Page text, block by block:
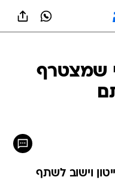
שמצטרף
וישוב לשתף